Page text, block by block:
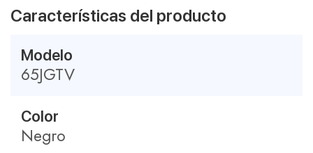
Características del producto
Modelo
65JGTV
Color
Negro